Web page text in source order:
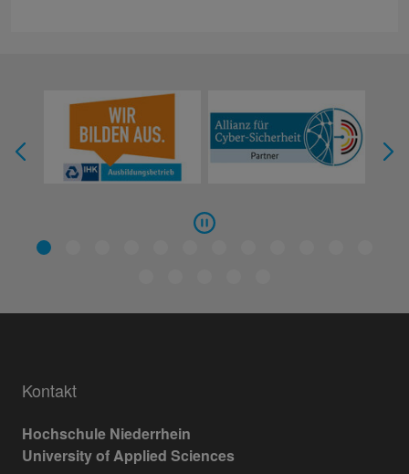
Kontakt
Hochschule Niederrhein
University of Applied Sciences